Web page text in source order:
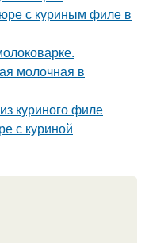
с куриным филе в
молочная в
куриного филе
с куриной